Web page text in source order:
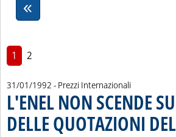
1 2
31/01/1992 - Prezzi Internazionali
L'ENEL NON SCENDE
DELLE QUOTAZIONI